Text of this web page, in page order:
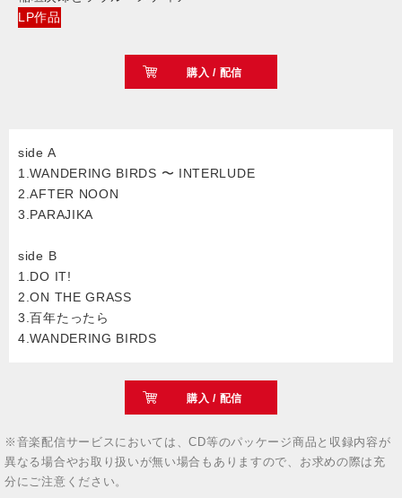
LP作品
購入 / 配信
side A
1.WANDERING BIRDS 〜 INTERLUDE
2.AFTER NOON
3.PARAJIKA
side B
1.DO IT!
2.ON THE GRASS
3.百年たったら
4.WANDERING BIRDS
購入 / 配信
※音楽配信サービスにおいては、CD等のパッケージ商品と収録内容が
異なる場合やお取り扱いが無い場合もありますので、お求めの際は充
分にご注意ください。